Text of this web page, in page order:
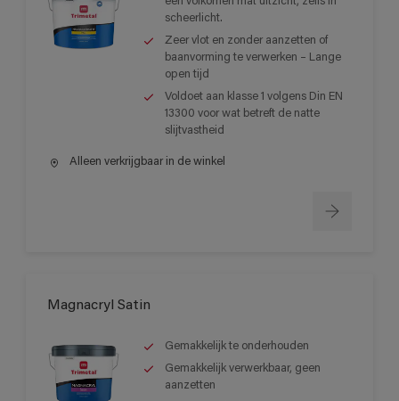
scheerlicht.
Zeer vlot en zonder aanzetten of
baanvorming te verwerken – Lange
open tijd
Voldoet aan klasse 1 volgens Din EN
13300 voor wat betreft de natte
slijtvastheid
Alleen verkrijgbaar in de winkel
Magnacryl Satin
Gemakkelijk te onderhouden
Gemakkelijk verwerkbaar, geen
aanzetten